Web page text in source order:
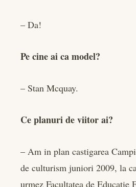
– Da!
Pe cine ai ca model?
– Stan Mcquay.
Ce planuri de viitor ai?
– Am in plan castigarea
de culturism juniori 2009, la
urmez Facultatea de Educatie